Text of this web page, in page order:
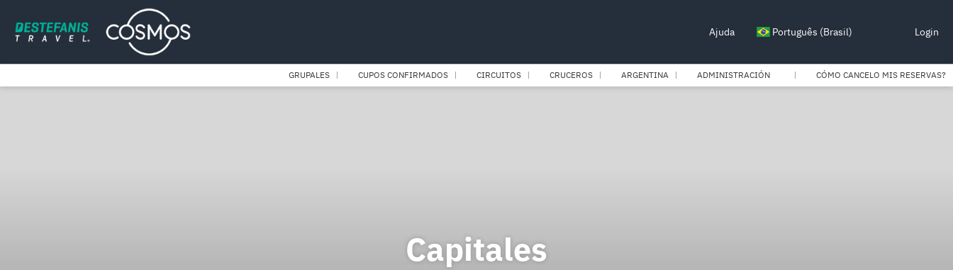
Ajuda Português (Brasil) Login
GRUPALES CUPOS CONFIRMADOS CIRCUITOS CRUCEROS ARGENTINA ADMINISTRACIÓN CÓMO CANCELO MIS RESERVAS?
Capitales